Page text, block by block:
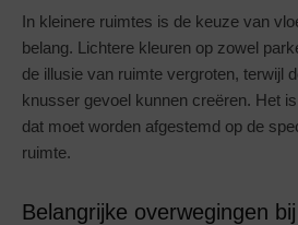
In kleinere ruimtes is de keuze van
belang. Lichtere kleuren op zowel
de illusie van ruimte vergroten, terwijl
knusser gevoel kunnen creëren. Het
dat moet worden afgestemd op de
ruimte.
Belangrijke overwegingen